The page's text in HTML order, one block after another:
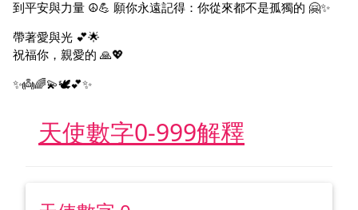
到平安與力量 ☮️💪 願你永遠記得：你從來都不是孤獨的 🤗✨
帶著愛與光 💕🌟
祝福你，親愛的 🙏💖
✨👼🌈💫🕊️💕✨
天使數字0-999解釋